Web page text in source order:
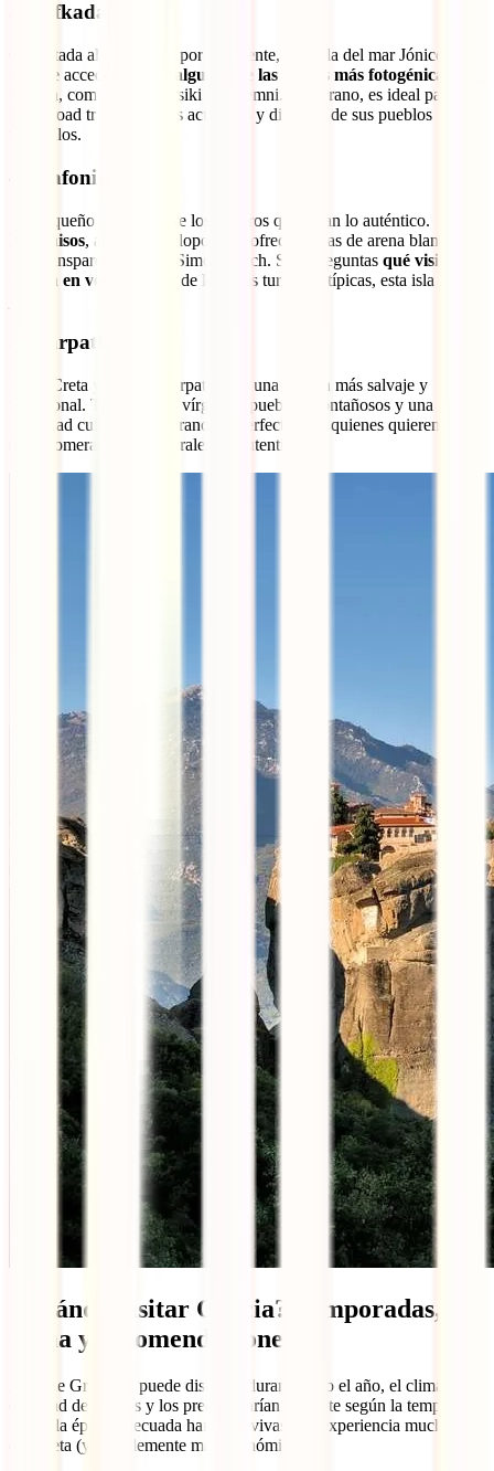
3. Lefkada
Conectada al continente por un puente, esta isla del mar Jónico es
fácil de acceder y
tiene algunas de las playas más fotogénicas de
Grecia, como Porto Katsiki y Egremni. En verano, es ideal para
hacer road trips, deportes acuáticos y disfrutar de sus pueblos
tranquilos.
4. Elafonisos
Un pequeño secreto entre los viajeros que aman lo auténtico.
Elafonisos, al sur del Peloponeso, ofrece playas de arena blanca y
mar transparente, como Simos Beach. Si te preguntas qué visitar en
Grecia en verano
fuera de las rutas turísticas típicas, esta isla es una
5. Karpathos
Entre Creta y Rodas, Karpathos es una opción más salvaje y
tradicional. Tiene playas vírgenes, pueblos montañosos y una gran
identidad cultural. En verano, es perfecta para quienes quieren playa
sin aglomeraciones, naturaleza y autenticidad.
¿Cuándo visitar Grecia? Temporadas,
clima y recomendaciones
Aunque Grecia se puede disfrutar durante todo el año, el clima, la
cantidad de turistas y los precios varían bastante según la temporada.
Elegir la época adecuada hará que vivas una experiencia mucho más
completa (y posiblemente más económica).